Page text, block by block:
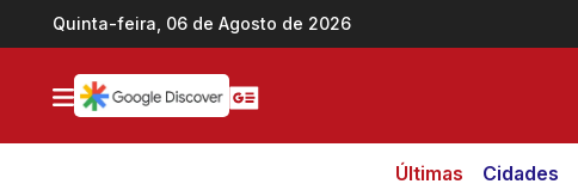
Ir direto pro conteúdo
Quinta-feira, 06 de Agosto de 2026
Últimas Cidades